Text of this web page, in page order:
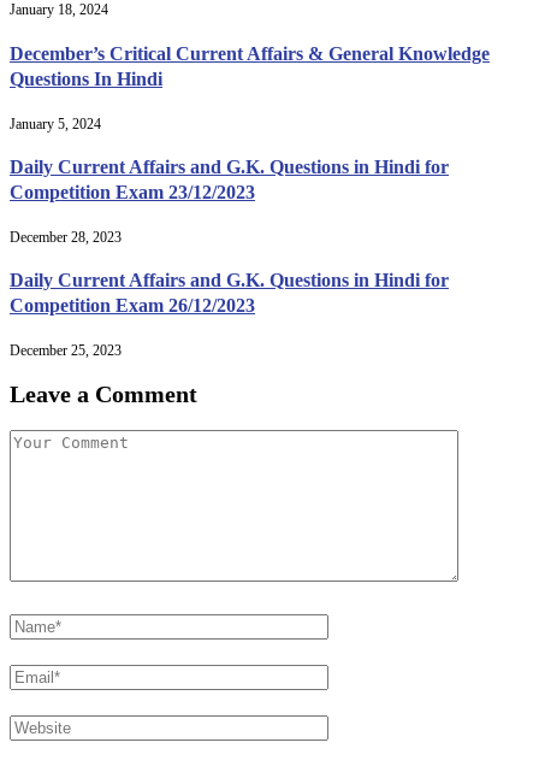
January 18, 2024
December’s Critical Current Affairs & General Knowledge
Questions In Hindi
January 5, 2024
Daily Current Affairs and G.K. Questions in Hindi for
Competition Exam 23/12/2023
December 28, 2023
Daily Current Affairs and G.K. Questions in Hindi for
Competition Exam 26/12/2023
December 25, 2023
Leave a Comment